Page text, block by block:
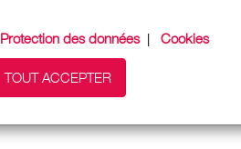
Protection des données| Cookies
TOUT ACCEPTER